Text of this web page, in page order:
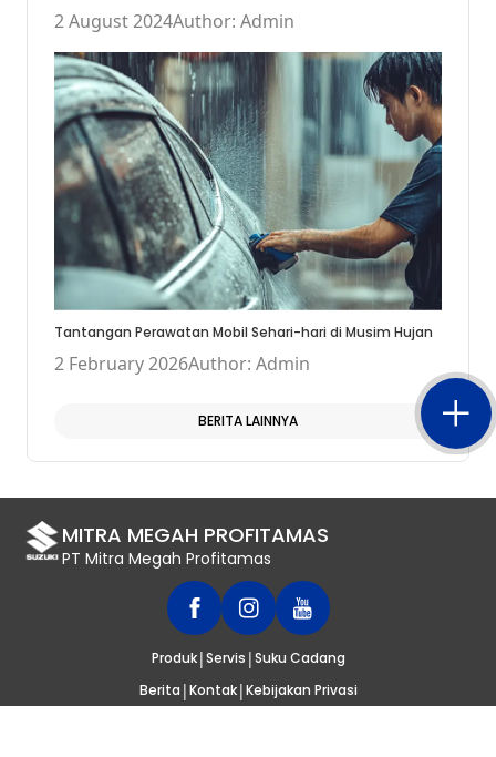
2 August 2024Author: Admin
Tantangan Perawatan Mobil Sehari-hari di Musim Hujan
2 February 2026Author: Admin
BERITA LAINNYA
MITRA MEGAH PROFITAMAS
PT Mitra Megah Profitamas
Produk|Servis |Suku Cadang
Berita |Kontak|Kebijakan Privasi